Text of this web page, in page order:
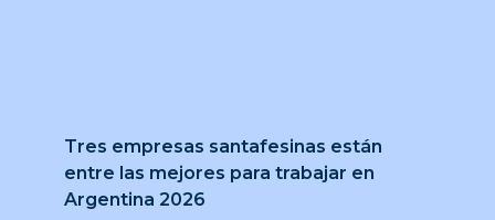
Tres empresas santafesinas están
entre las mejores para trabajar en
Argentina 2026